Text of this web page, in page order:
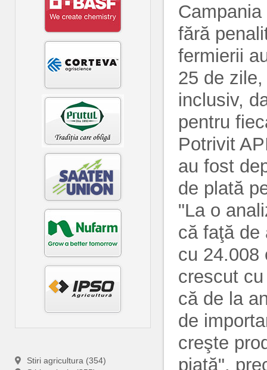
Stiri agricultura (354)
fără
fermierii
25 de
inclusiv,
pentru
Potrivit
au fost
de plată
"La o
că faţă de
cu 24.008
crescut
că de la
de
creşte
piaţă",